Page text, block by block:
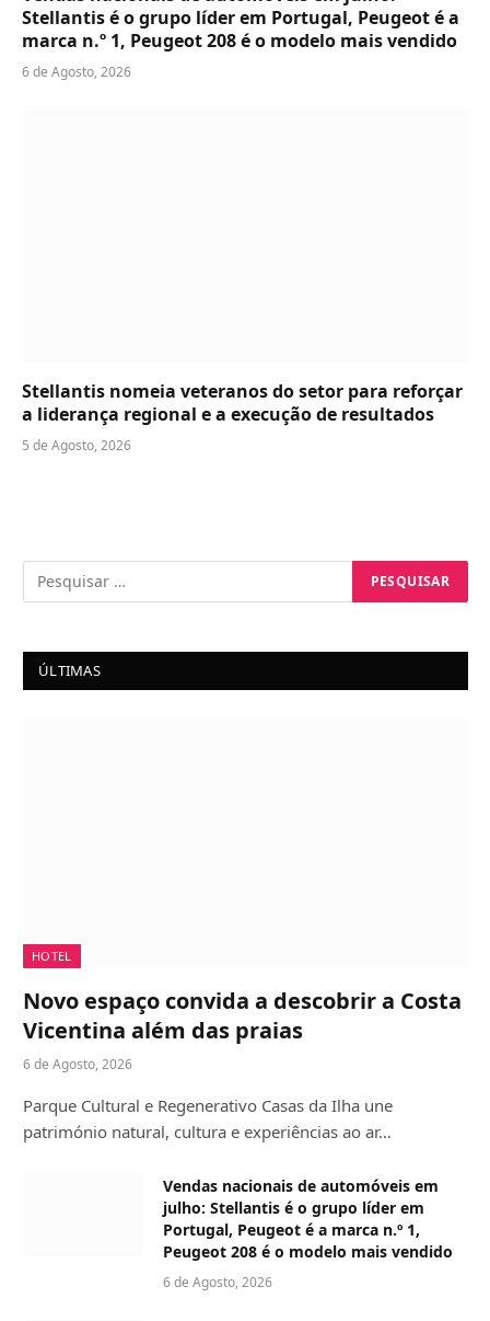
Stellantis é o grupo líder em Portugal, Peugeot é a
marca n.º 1, Peugeot 208 é o modelo mais vendido
6 de Agosto, 2026
Stellantis nomeia veteranos do setor para reforçar
a liderança regional e a execução de resultados
5 de Agosto, 2026
ÚLTIMAS
HOTEL
Novo espaço convida a descobrir a Costa
Vicentina além das praias
6 de Agosto, 2026
Parque Cultural e Regenerativo Casas da Ilha une
património natural, cultura e experiências ao ar…
Vendas nacionais de automóveis em
julho: Stellantis é o grupo líder em
Portugal, Peugeot é a marca n.º 1,
Peugeot 208 é o modelo mais vendido
6 de Agosto, 2026